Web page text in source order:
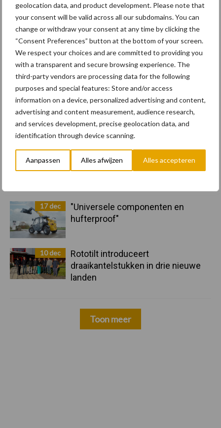
geolocation data, and product development. Please note that
your consent will be valid across all our subdomains. You can
change or withdraw your consent at any time by clicking the
“Consent Preferences” button at the bottom of your screen.
We respect your choices and are committed to providing you
with a transparent and secure browsing experience. The
third-party vendors are processing data for the following
purposes and special features: Store and/or access
information on a device, personalized advertising and content,
advertising and content measurement, audience research,
and services development, precise geolocation data, and
identification through device scanning.
Aanpassen Alles afwijzen Alles accepteren
Sidebar
Recent nieuws Partner nieuws
11 feb
Terra-nieuws vanaf nu op
deloonwerker.be
20 dec
Wettelijke aanvaardingsplicht
batterijen
17 dec Engcon lanceert EC02 Basic
17 dec
"Universele componenten en
hufterproof"
10 dec
Rototilt introduceert
draaikantelstukken in drie nieuwe
landen
Toon meer